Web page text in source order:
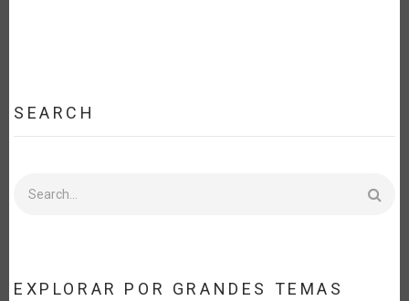
SEARCH
EXPLORAR POR GRANDES TEMAS